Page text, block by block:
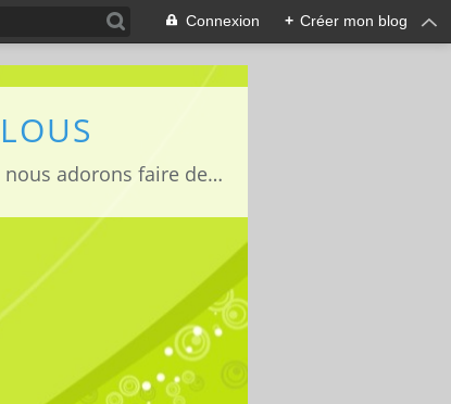
Connexion + Créer mon blog
Je suis maman de deux adorables enfants Lucas 15 ans, Jules 11ans et Louise 22mois, nous adorons faire des activités manuelles, des expériences et de la cuisine que nous vous partageons avec grand plaisir ;)